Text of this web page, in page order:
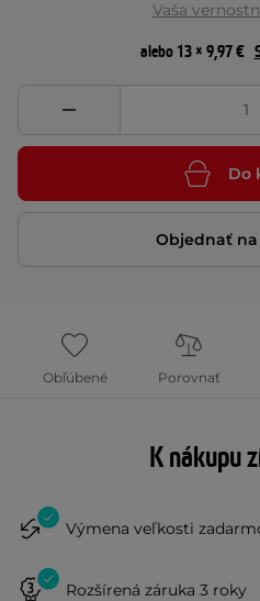
Vaša
alebo 13 × 9,97 €
Do
Objednať
Obľúbené Porovnať
K nákupu
Výmena veľkosti
Rozšírená záruka 3 roky